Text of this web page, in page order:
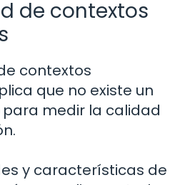
de contextos
contextos
que no existe un
medir la calidad
y características de